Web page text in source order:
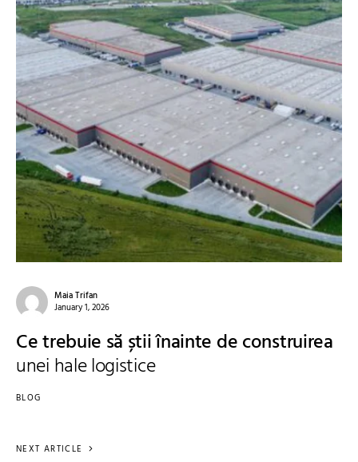
Maia Trifan
January 1, 2026
Ce trebuie să știi înainte de construirea
unei hale logistice
BLOG
NEXT ARTICLE